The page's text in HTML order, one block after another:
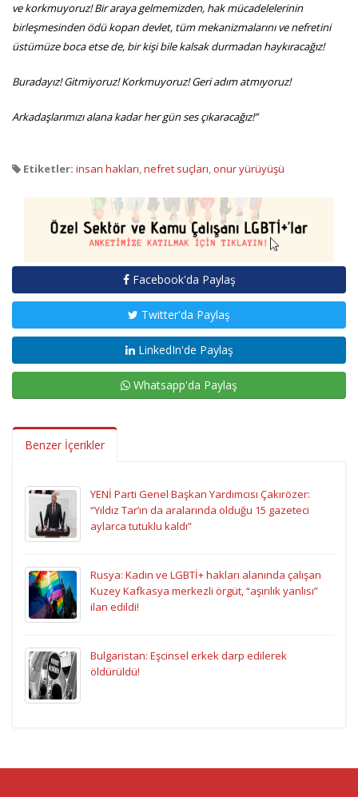
ve korkmuyoruz! Bir araya gelmemizden, hak mücadelelerinin
birleşmesinden ödü kopan devlet, tüm mekanizmalarını ve nefretini
üstümüze boca etse de, bir kişi bile kalsak durmadan haykıracağız!
Buradayız! Gitmiyoruz! Korkmuyoruz! Geri adım atmıyoruz!
Arkadaşlarımızı alana kadar her gün ses çıkaracağız!”
Etiketler: insan hakları,nefret suçları,onur yürüyüşü
Facebook'da Paylaş
Twitter'da Paylaş
LinkedIn'de Paylaş
Whatsapp'da Paylaş
Benzer İçerikler
YENİ Parti Genel Başkan Yardımcısı Çakırözer:
“Yıldız Tar’ın da aralarında olduğu 15 gazeteci
aylarca tutuklu kaldı”
Rusya: Kadın ve LGBTİ+ hakları alanında çalışan
Kuzey Kafkasya merkezli örgüt, “aşırılık yanlısı”
ilan edildi!
Bulgaristan: Eşcinsel erkek darp edilerek
öldürüldü!